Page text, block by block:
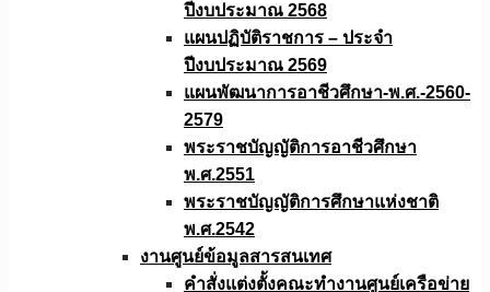
ปีงบประมาณ 2568
แผนปฏิบัติราชการ – ประจำ
ปีงบประมาณ 2569
แผนพัฒนาการอาชีวศึกษา-พ.ศ.-2560-
2579
พระราชบัญญัติการอาชีวศึกษา
พ.ศ.2551
พระราชบัญญัติการศึกษาแห่งชาติ
พ.ศ.2542
งานศูนย์ข้อมูลสารสนเทศ
คำสั่งแต่งตั้งคณะทำงานศูนย์เครือข่าย